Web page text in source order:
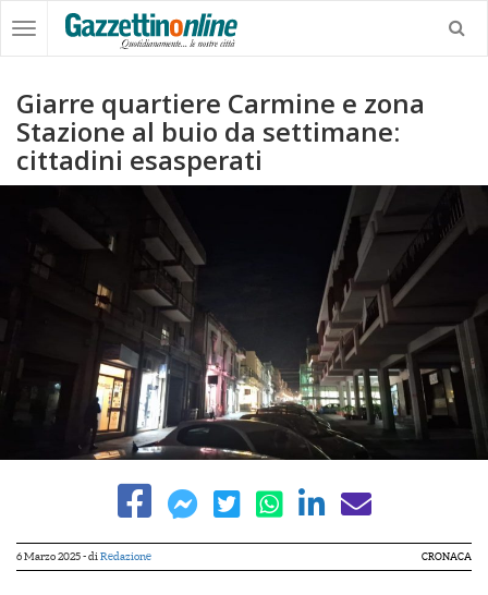
Giarre quartiere Carmine e zona
Stazione al buio da settimane:
cittadini esasperati
6 Marzo 2025- di Redazione CRONACA